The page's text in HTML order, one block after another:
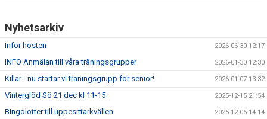
DOKUMENT
Nyhetsarkiv
Inför hösten 2026-06-30 12:17
INFO Anmälan till våra träningsgrupper 2026-01-30 12:30
Killar - nu startar vi träningsgrupp för senior! 2026-01-07 13:32
Vinterglöd Sö 21 dec kl 11-15 2025-12-15 21:54
Bingolotter till uppesittarkvällen 2025-12-06 14:14